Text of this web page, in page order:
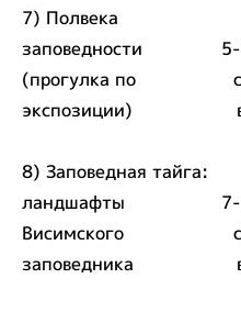
7) Полвека
заповедности
(прогулка по
экспозиции)
8) Заповедная тайга:
ландшафты
Висимского
заповедника